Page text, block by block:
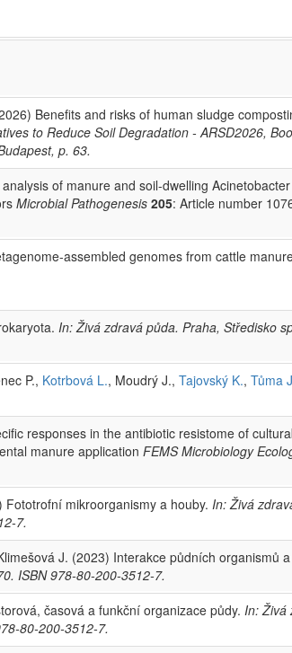
Benefits and risks of human sludge
to Reduce Soil Degradation - ARSD2026,
p. 63.
of manure and soil-dwelling
Microbial Pathogenesis 205: Article number
assembled genomes from cattle
In: Živá zdravá půda. Praha, Středisko
P., Kotrbová L., Moudrý J., Tajovský K., Tůma
responses in the antibiotic resistome of
manure application FEMS Microbiology
Fototrofní mikroorganismy a houby. In: Živá
7.
J. (2023) Interakce půdních organismů
ISBN 978-80-200-3512-7.
časová a funkční organizace půdy. In: Živá
80-200-3512-7.